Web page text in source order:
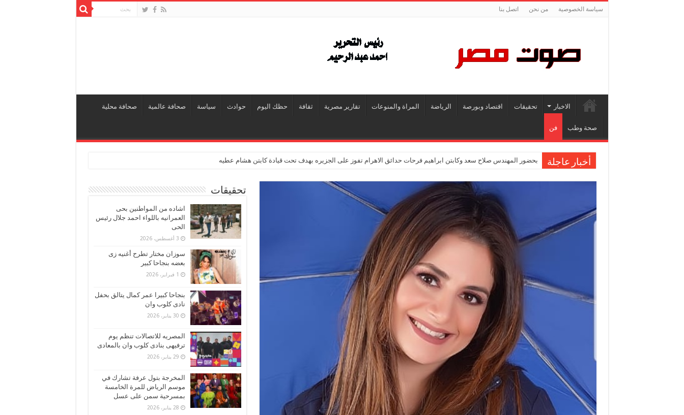
سياسة الخصوصية من نحن اتصل بنا
الاخبار تحقيقات اقتصاد وبورصة الرياضة المراة والمنوعات تقارير مصرية ثقافة حظك اليوم حوادث سياسة صحافة عالمية صحافة محلية
صحة وطب فن
أخبار عاجلة بحضور المهندس صلاح سعد وكابتن ابراهيم فرحات حدائق الاهرام تفوز على الجزيره بهدف تحت قيادة كابتن هشام عطيه
تحقيقات
اشاده من المواطنين بحى
العمرانيه باللواء احمد جلال رئيس
الحى
3 أغسطس، 2026
سوزان مختار تطرح أغنيه زى
بعضه بنجاحا كبير
1 فبراير، 2026
بنجاحا كبيرا عمر كمال يتالق بحفل
نادى كلوب وان
30 يناير، 2026
المصريه للاتصالات تنظم يوم
ترفيهى بنادى كلوب وان بالمعادى
29 يناير، 2026
المخرجة بتول عرفة تشارك في
موسم الرياض للمرة الخامسة
بمسرحية سمن على عسل
28 يناير، 2026